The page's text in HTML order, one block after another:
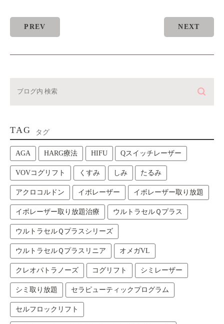
PREV NEXT
TAG タグ
AGA HARG療法 HIFU Qスイッチレーザー
VOVコグリフト くすみ しみ たるみ
アクロコルドン イボレーザー イボレーザー取り放題
イボレーザー取り放題治療 ウルトラセルＱプラス
ウルトラセルＱプラスシリーズ
ウルトラセルＱプラスリニア オメガVL
クレオパトラノーズ コグリフト シミレーザー
シミ取り放題 セラピューティックプログラム
セルフロックリフト